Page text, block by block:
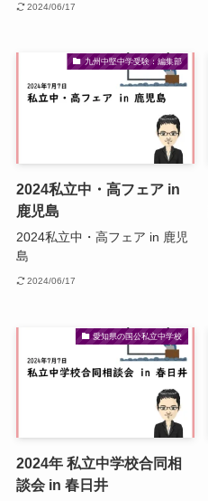
2024/06/17
九州中堅中学受験：編集部
2024私立中・高フェア in
鹿児島
2024私立中・高フェア in 鹿児
島
2024/06/17
愛知県の国公私立中学校
2024年 私立中学校合同相
談会 in 春日井